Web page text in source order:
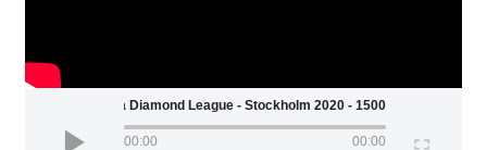
Wanda Diamond League - Stockholm 2020 - 1500 m (Men)
00:00 00:00